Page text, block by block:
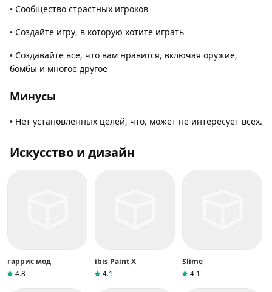
• Сообщество страстных игроков
• Создайте игру, в которую хотите играть
• Создавайте все, что вам нравится, включая оружие,
бомбы и многое другое
Минусы
• Нет установленных целей, что, может не интересует всех.
Искусство и дизайн
гаррис мод
4.8
ibis Paint X
4.1
Slime
4.1